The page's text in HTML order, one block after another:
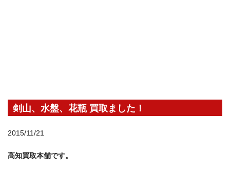
剣山、水盤、花瓶 買取ました！
2015/11/21
高知買取本舗です。